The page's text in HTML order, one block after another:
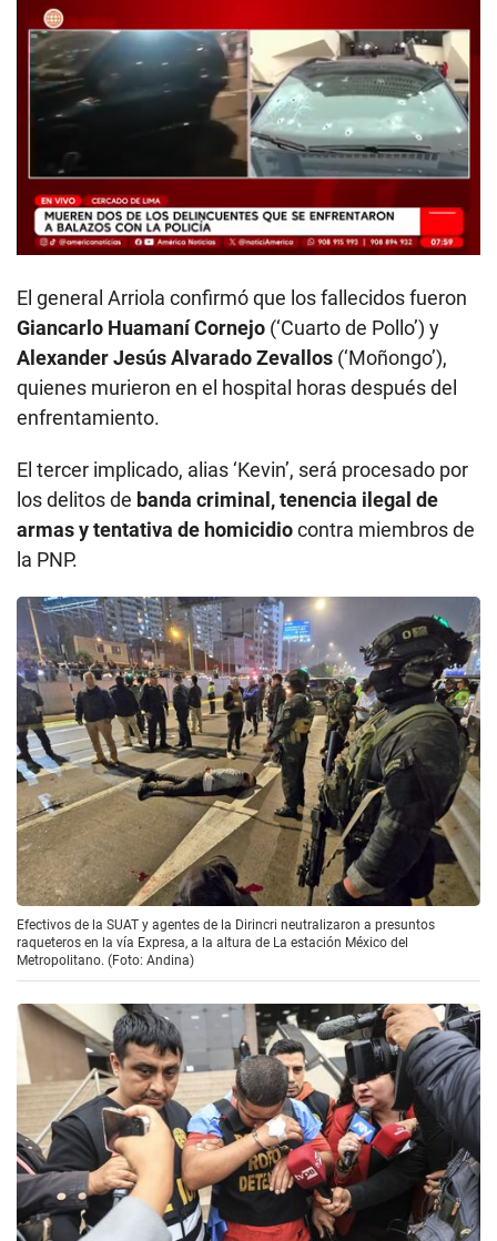
El general Arriola confirmó que los fallecidos fueron
Giancarlo Huamaní Cornejo (‘Cuarto de Pollo’) y
Alexander Jesús Alvarado Zevallos (‘Moñongo’),
quienes murieron en el hospital horas después del
enfrentamiento.
El tercer implicado, alias ‘Kevin’, será procesado por
los delitos de banda criminal, tenencia ilegal de
armas y tentativa de homicidiocontra miembros de
la PNP.
Efectivos de la SUAT y agentes de la Dirincri neutralizaron a presuntos
raqueteros en la vía Expresa, a la altura de La estación México del
Metropolitano. (Foto: Andina)